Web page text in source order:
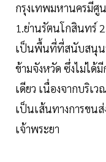
กรุงเทพมหานครมีศู
1.ย่านรัตนโกสินทร์
เป็นพื้นที่ที่สนับสนุน
ข้ามจังหวัด ซึ่งไม่ได้มี
เดียว เนื่องจากบริเ
เป็นเส้นทางการขน
เจ้าพระยา